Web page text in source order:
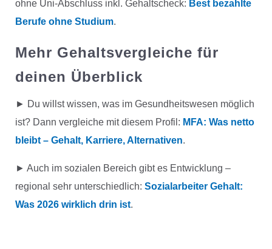
ohne Uni-Abschluss inkl. Gehaltscheck: Best bezahlte
Berufe ohne Studium.
Mehr Gehaltsvergleiche für
deinen Überblick
► Du willst wissen, was im Gesundheitswesen möglich
ist? Dann vergleiche mit diesem Profil: MFA: Was netto
bleibt – Gehalt, Karriere, Alternativen.
► Auch im sozialen Bereich gibt es Entwicklung –
regional sehr unterschiedlich: Sozialarbeiter Gehalt:
Was 2026 wirklich drin ist.